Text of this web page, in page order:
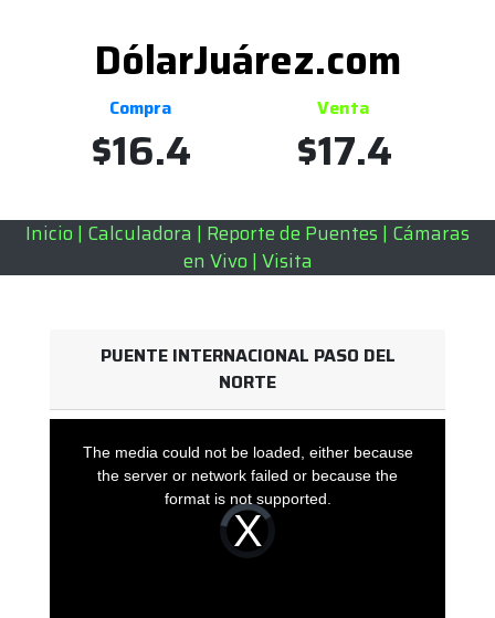
DólarJuárez.com
Compra
$16.4
Venta
$17.4
Inicio | Calculadora | Reporte de Puentes | Cámaras
en Vivo | Visita
PUENTE INTERNACIONAL PASO DEL
NORTE
Video
Player
loading.
The media could not be loaded, either because
the server or network failed or because the
format is not supported.